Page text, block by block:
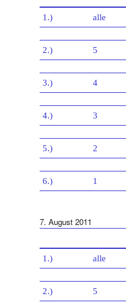
1.) alle
2.) 5
3.) 4
4.) 3
5.) 2
6.) 1
7. August 2011
1.) alle
2.) 5